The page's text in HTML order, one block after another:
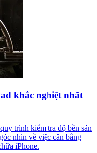
khắc nghiệt nhất
trình kiểm tra độ bền sản
nhìn về việc cân bằng
iPhone.